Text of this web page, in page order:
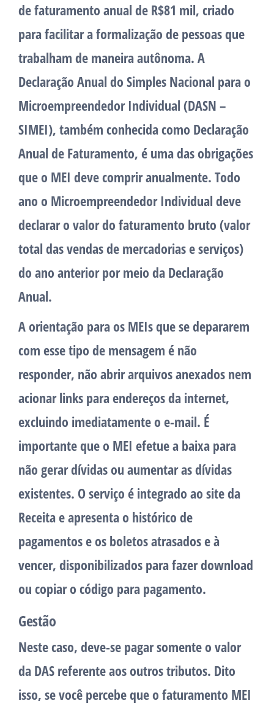
de faturamento anual de R$81 mil, criado
para facilitar a formalização de pessoas que
trabalham de maneira autônoma. A
Declaração Anual do Simples Nacional para o
Microempreendedor Individual (DASN –
SIMEI), também conhecida como Declaração
Anual de Faturamento, é uma das obrigações
que o MEI deve comprir anualmente. Todo
ano o Microempreendedor Individual deve
declarar o valor do faturamento bruto (valor
total das vendas de mercadorias e serviços)
do ano anterior por meio da Declaração
Anual.
A orientação para os MEIs que se depararem
com esse tipo de mensagem é não
responder, não abrir arquivos anexados nem
acionar links para endereços da internet,
excluindo imediatamente o e-mail. É
importante que o MEI efetue a baixa para
não gerar dívidas ou aumentar as dívidas
existentes. O serviço é integrado ao site da
Receita e apresenta o histórico de
pagamentos e os boletos atrasados e à
vencer, disponibilizados para fazer download
ou copiar o código para pagamento.
Gestão
Neste caso, deve-se pagar somente o valor
da DAS referente aos outros tributos. Dito
isso, se você percebe que o faturamento MEI